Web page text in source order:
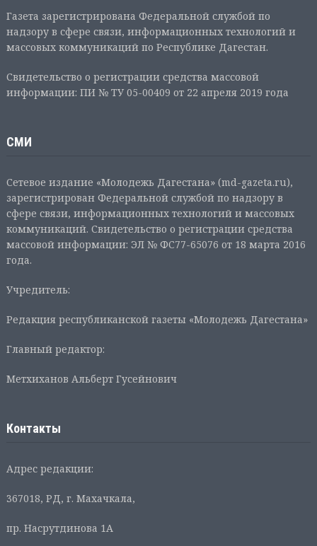
Газета зарегистрирована Федеральной службой по
надзору в сфере связи, информационных технологий и
массовых коммуникаций по Республике Дагестан.
Свидетельство о регистрации средства массовой
информации: ПИ № ТУ 05-00409 от 22 апреля 2019 года
СМИ
Сетевое издание «Молодежь Дагестана» (md-gazeta.ru),
зарегистрирован Федеральной службой по надзору в
сфере связи, информационных технологий и массовых
коммуникаций. Свидетельство о регистрации средства
массовой информации: ЭЛ № ФС77-65076 от 18 марта 2016
года.
Учредитель:
Редакция республиканской газеты «Молодежь Дагестана»
Главный редактор:
Метхиханов Альберт Гусейнович
Контакты
Адрес редакции:
367018, РД, г. Махачкала,
пр. Насрутдинова 1А